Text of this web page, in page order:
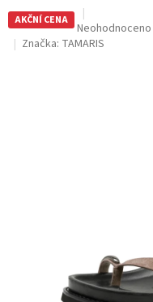
AKČNÍ CENA
Průměrné
hodnocení
Neohodnoceno
Značka: TAMARIS